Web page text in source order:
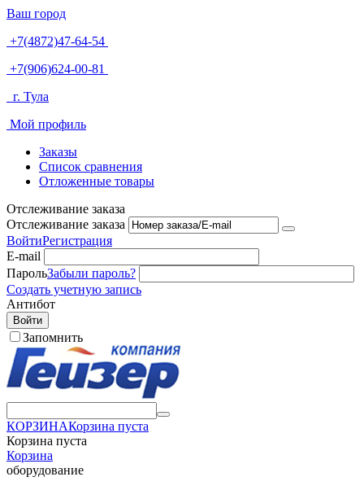
Ваш город
+7(4872)47-64-54
+7(906)624-00-81
г. Тула
Мой профиль
Заказы
Список сравнения
Отложенные товары
Отслеживание заказа
Отслеживание заказа
ВойтиРегистрация
E-mail
ПарольЗабыли пароль?
Создать учетную запись
Антибот
Войти
Запомнить
КОРЗИНАКорзина пуста
Корзина пуста
Корзина
оборудование